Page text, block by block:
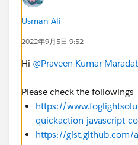
Usman Ali
2022年9月5日 9:52
Hi @Praveen Kumar
Please check the followings
https://
quickaction-javascript-
https://gist.github.com/